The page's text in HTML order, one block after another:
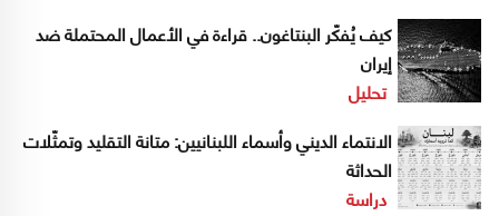
كيف يُفكّر البنتاغون.. قراءة في الأعمال المحتملة ضد
إيران
تحليل
الانتماء الديني وأسماء اللبنانيين: متانة التقليد وتمثّلات
الحداثة
دراسة